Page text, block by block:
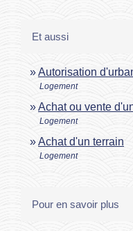
Et aussi
Autorisation
Logement
Achat ou vente
Logement
Achat d'un terrain
Logement
Pour en savoir plus